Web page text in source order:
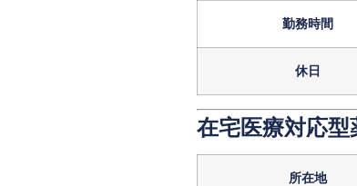
勤務時間
休日
在宅医療対応
所在地